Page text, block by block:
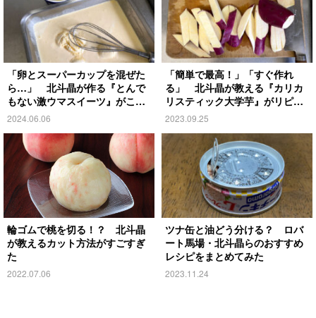
「卵とスーパーカップを混ぜた
ら…」 北斗晶が作る『とんで
もない激ウマスイーツ』がこち
ら！
2024.06.06
「簡単で最高！」「すぐ作れ
る」 北斗晶が教える『カリカ
リスティック大学芋』がリピ確
定
2023.09.25
輪ゴムで桃を切る！？ 北斗晶
が教えるカット方法がすごすぎ
た
2022.07.06
ツナ缶と油どう分ける？ ロバ
ート馬場・北斗晶らのおすすめ
レシピをまとめてみた
2023.11.24